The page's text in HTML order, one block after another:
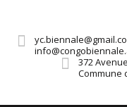
372
Commune